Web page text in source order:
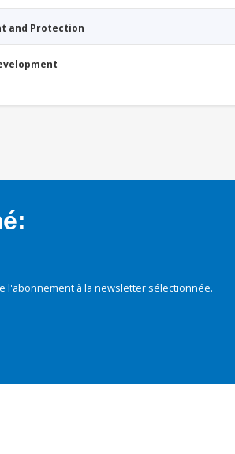
and Protection
à la newsletter sélectionnée.